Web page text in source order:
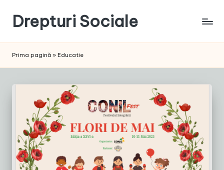
content
Drepturi Sociale
Sociale:
Ta,
Noastră!
Prima pagină » Educatie